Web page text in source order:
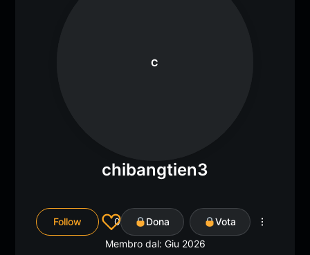
C
chibangtien3
Follow 0 Dona
Vota
Membro dal: Giu 2026